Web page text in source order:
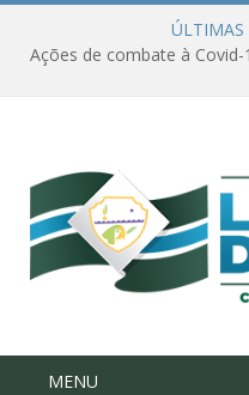
ÚLTIMAS
MENU